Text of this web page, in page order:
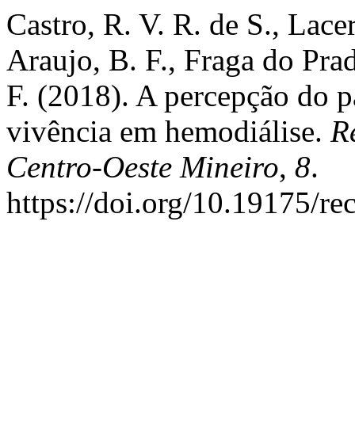
Castro, R. V. R. de S.,
Araujo, B. F., Fraga do
F. (2018). A percepção do
vivência em hemodiálise.
Centro-Oeste Mineiro, 8.
https://doi.org/10.19175/